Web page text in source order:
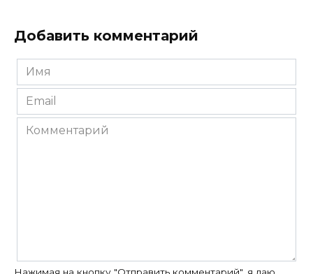
Добавить комментарий
Имя
*
Email
*
Комментарий